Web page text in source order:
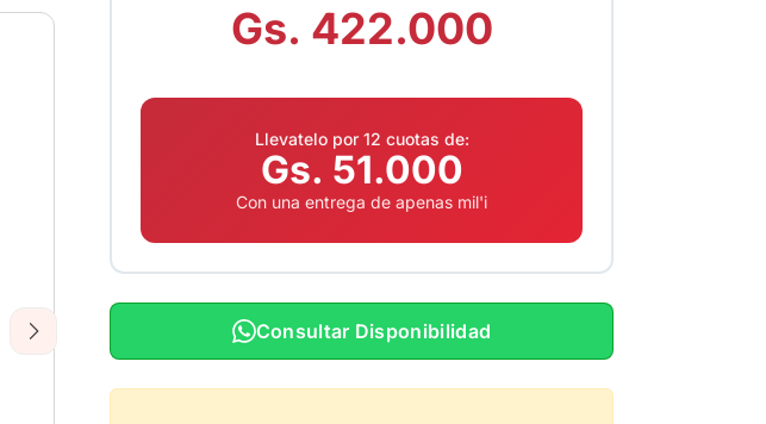
Next
Gs. 422.000
Llevatelo por 12 cuotas de:
Gs. 51.000
Con una entrega de apenas mil'i
Consultar Disponibilidad